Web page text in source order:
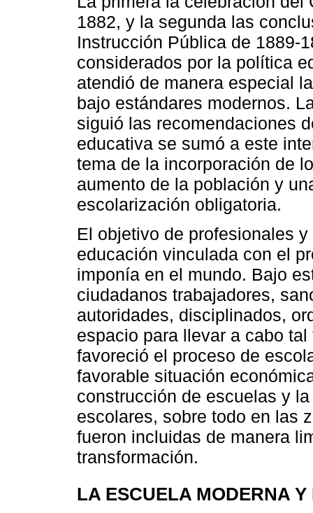
1882, y la segunda las
Instrucción Pública de 1889-
considerados por la política
atendió de manera especial
bajo estándares modernos.
siguió las recomendaciones
educativa se sumó a este
tema de la incorporación de
aumento de la población y
escolarización obligatoria.
El objetivo de profesionales
educación vinculada con el
imponía en el mundo. Bajo
ciudadanos trabajadores,
autoridades, disciplinados,
espacio para llevar a cabo
favoreció el proceso de
favorable situación
construcción de escuelas y
escolares, sobre todo en las
fueron incluidas de manera
transformación.
LA ESCUELA MODERNA